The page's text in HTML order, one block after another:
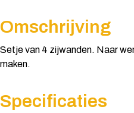
Omschrijving
Setje van 4 zijwanden. Naar
maken.
Specificaties